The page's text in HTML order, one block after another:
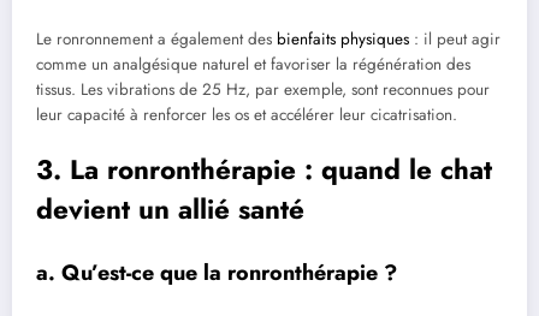
Le ronronnement a également des bienfaits physiques : il peut agir
comme un analgésique naturel et favoriser la régénération des
tissus. Les vibrations de 25 Hz, par exemple, sont reconnues pour
leur capacité à renforcer les os et accélérer leur cicatrisation.
3. La ronronthérapie : quand le chat
devient un allié santé
a. Qu’est-ce que la ronronthérapie ?